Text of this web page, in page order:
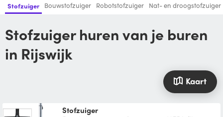
Stofzuiger Bouwstofzuiger Robotstofzuiger Nat- en droogstofzuiger
Stofzuiger huren van je buren
in Rijswijk
Kaart
Stofzuiger